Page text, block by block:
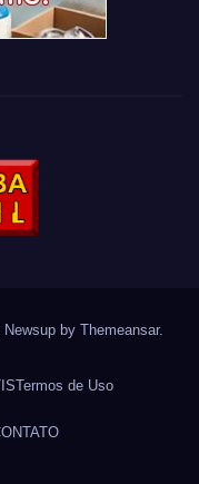
Newsup by Themeansar.
Termos de Uso